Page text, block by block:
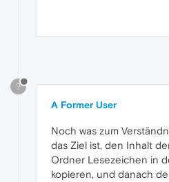
?
A Former User
Noch was zum
das Ziel ist, den Inhalt
Ordner Lesezeichen in
kopieren, und danach